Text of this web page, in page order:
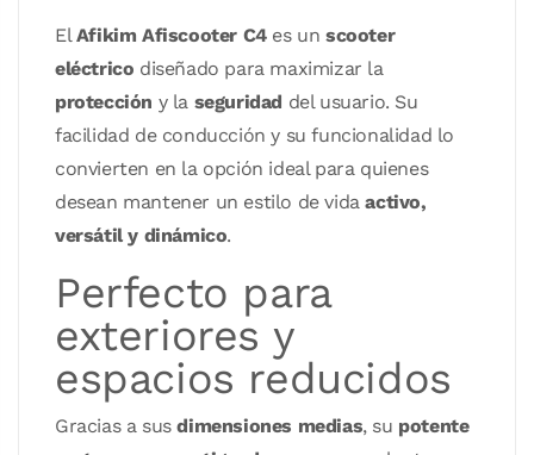
ElAfikim Afiscooter C4es un scooter
eléctrico diseñado para maximizar la
protección y la seguridad del usuario. Su
facilidad de conducción y su funcionalidad lo
convierten en la opción ideal para quienes
desean mantener un estilo de vidaactivo,
versátil y dinámico.
Perfecto para
exteriores y
espacios reducidos
Gracias a susdimensiones medias, su potente